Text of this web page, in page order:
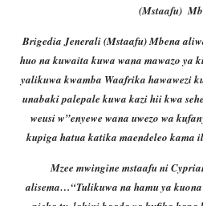
(Mstaafu)
Brigedia Jenerali (Mstaafu) Mbena
huo na kuwaita kuwa wana mawazo ya
yalikuwa kwamba Waafrika hawawezi
unabaki palepale kuwa kazi hii kwa
weusi w”enyewe wana uwezo wa
kupiga hatua katika maendeleo kama
Mzee mwingine mstaafu ni
alisema…“Tulikuwa na hamu ya